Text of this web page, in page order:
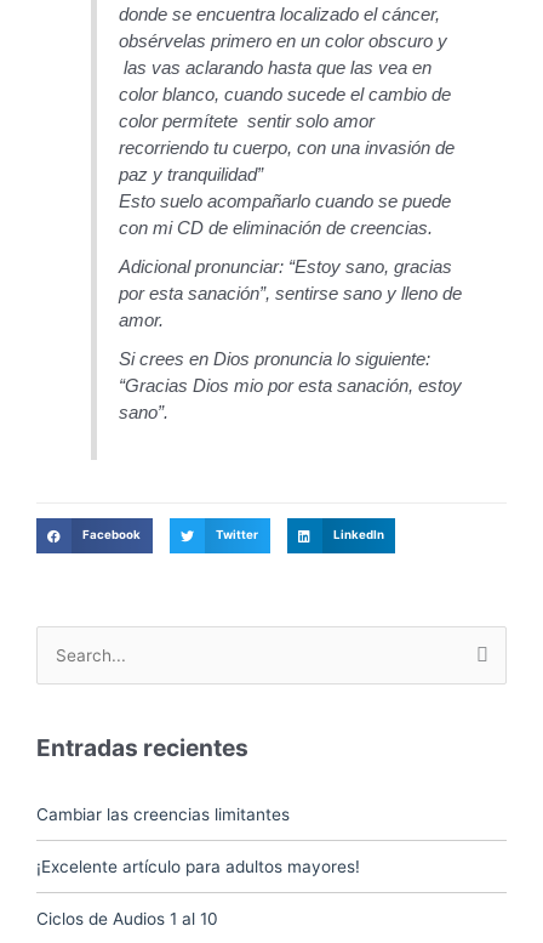
donde se encuentra localizado el cáncer,
obsérvelas primero en un color obscuro y
las vas aclarando hasta que las vea en
color blanco, cuando sucede el cambio de
color permítete sentir solo amor
recorriendo tu cuerpo, con una invasión de
paz y tranquilidad”
Esto suelo acompañarlo cuando se puede
con mi CD de eliminación de creencias.
Adicional pronunciar: “Estoy sano, gracias
por esta sanación”, sentirse sano y lleno de
amor.
Si crees en Dios pronuncia lo siguiente:
“Gracias Dios mio por esta sanación, estoy
sano”.
Facebook Twitter LinkedIn
Buscar
por:
Entradas recientes
Cambiar las creencias limitantes
¡Excelente artículo para adultos mayores!
Ciclos de Audios 1 al 10